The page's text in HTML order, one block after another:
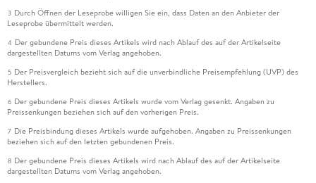
3 Durch Öffnen der Leseprobe willigen Sie ein, dass Daten an den Anbieter der
Leseprobe übermittelt werden.
4 Der gebundene Preis dieses Artikels wird nach Ablauf des auf der Artikelseite
dargestellten Datums vom Verlag angehoben.
5 Der Preisvergleich bezieht sich auf die unverbindliche Preisempfehlung (UVP) des
Herstellers.
6 Der gebundene Preis dieses Artikels wurde vom Verlag gesenkt. Angaben zu
Preissenkungen beziehen sich auf den vorherigen Preis.
7 Die Preisbindung dieses Artikels wurde aufgehoben. Angaben zu Preissenkungen
beziehen sich auf den letzten gebundenen Preis.
8 Der gebundene Preis dieses Artikels wird nach Ablauf des auf der Artikelseite
dargestellten Datums vom Verlag angehoben.